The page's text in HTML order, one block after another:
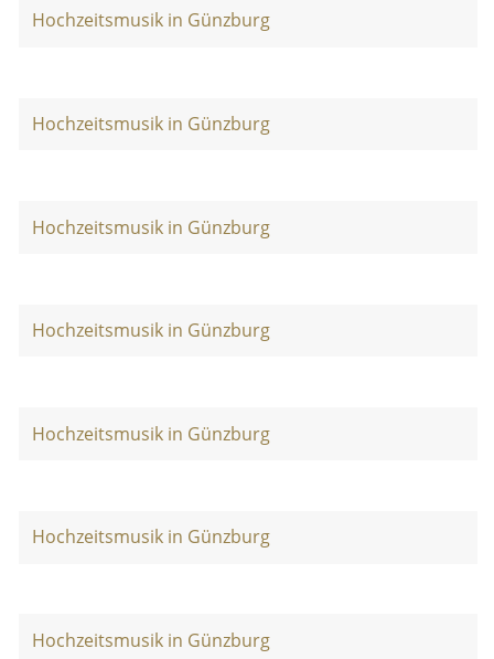
Hochzeitsmusik in Günzburg
Hochzeitsmusik in Günzburg
Hochzeitsmusik in Günzburg
Hochzeitsmusik in Günzburg
Hochzeitsmusik in Günzburg
Hochzeitsmusik in Günzburg
Hochzeitsmusik in Günzburg